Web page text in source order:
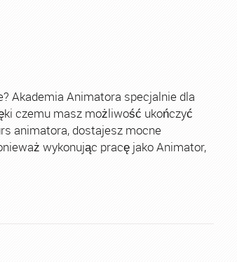
Akademia Animatora specjalnie dla
czemu masz możliwość ukończyć
animatora, dostajesz mocne
wykonując pracę jako Animator,